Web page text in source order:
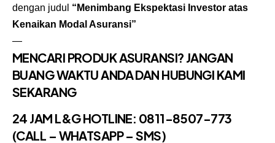
dengan judul “Menimbang Ekspektasi Investor atas
Kenaikan Modal Asuransi”
—
MENCARI PRODUK ASURANSI? JANGAN
BUANG WAKTU ANDA DAN HUBUNGI KAMI
SEKARANG
24 JAM L&G HOTLINE: 0811-8507-773
(CALL – WHATSAPP – SMS)